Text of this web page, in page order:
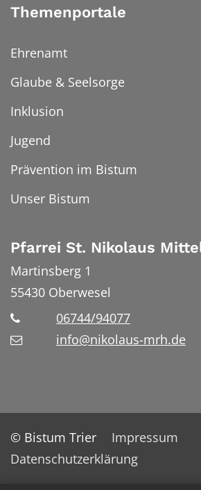
Themenportale
Ehrenamt
Glaube & Seelsorge
Inklusion
Jugend
Prävention im Bistum
Unser Bistum
Pfarrei St. Nikolaus
Martinsberg 1
55430 Oberwesel
06744/94077
info@nikolaus-mrh.de
© Bistum Trier
Impressum
Datenschutzerklärung